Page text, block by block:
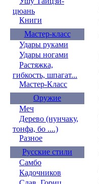
цюань
Книги
Мастер-класс
Удары руками
Удары ногами
Растяжка,
гибкость, шпагат...
Мастер-Класс
Оружие
Меч
Дерево (нунчаку,
тонфа, бо ....)
Разное
Русские стили
Самбо
Кадочников